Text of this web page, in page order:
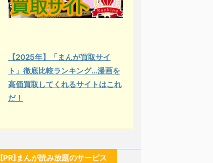
【2025年】「まんが買取サイ
ト」徹底比較ランキング…漫画を
高価買取してくれるサイトはこれ
だ！
[PR]まんが読み放題のサービス